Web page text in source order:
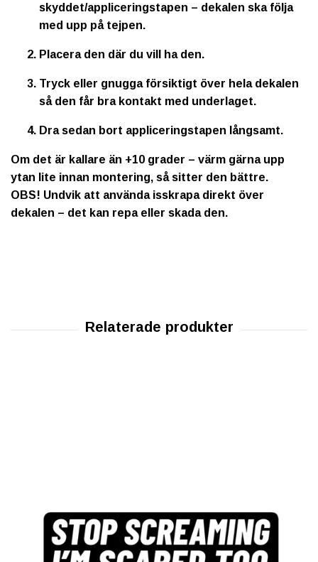
skyddet/appliceringstapen – dekalen ska följa
med upp på tejpen.
Placera den där du vill ha den.
Tryck eller gnugga försiktigt över hela dekalen
så den får bra kontakt med underlaget.
Dra sedan bort appliceringstapen långsamt.
Om det är kallare än +10 grader – värm gärna upp
ytan lite innan montering, så sitter den bättre.
OBS! Undvik att använda isskrapa direkt över
dekalen – det kan repa eller skada den.